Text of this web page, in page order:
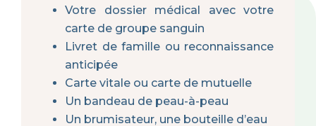
Votre dossier médical avec votre
carte de groupe sanguin
Livret de famille ou reconnaissance
anticipée
Carte vitale ou carte de mutuelle
Un bandeau de peau-à-peau
Un brumisateur, une bouteille d’eau